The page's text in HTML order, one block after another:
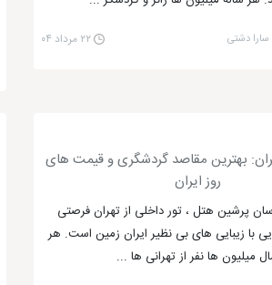
سارا دشتی ۲۲ مرداد ۰۴
بهترین مقاصد گردشگری و قیمت های
روز ایران
پرشین هتل ، تور داخلی از تهران فرصتی
با زیبایی های بی نظیر ایران زمین است. هر
میلیون ها نفر از تهرانی ها ...